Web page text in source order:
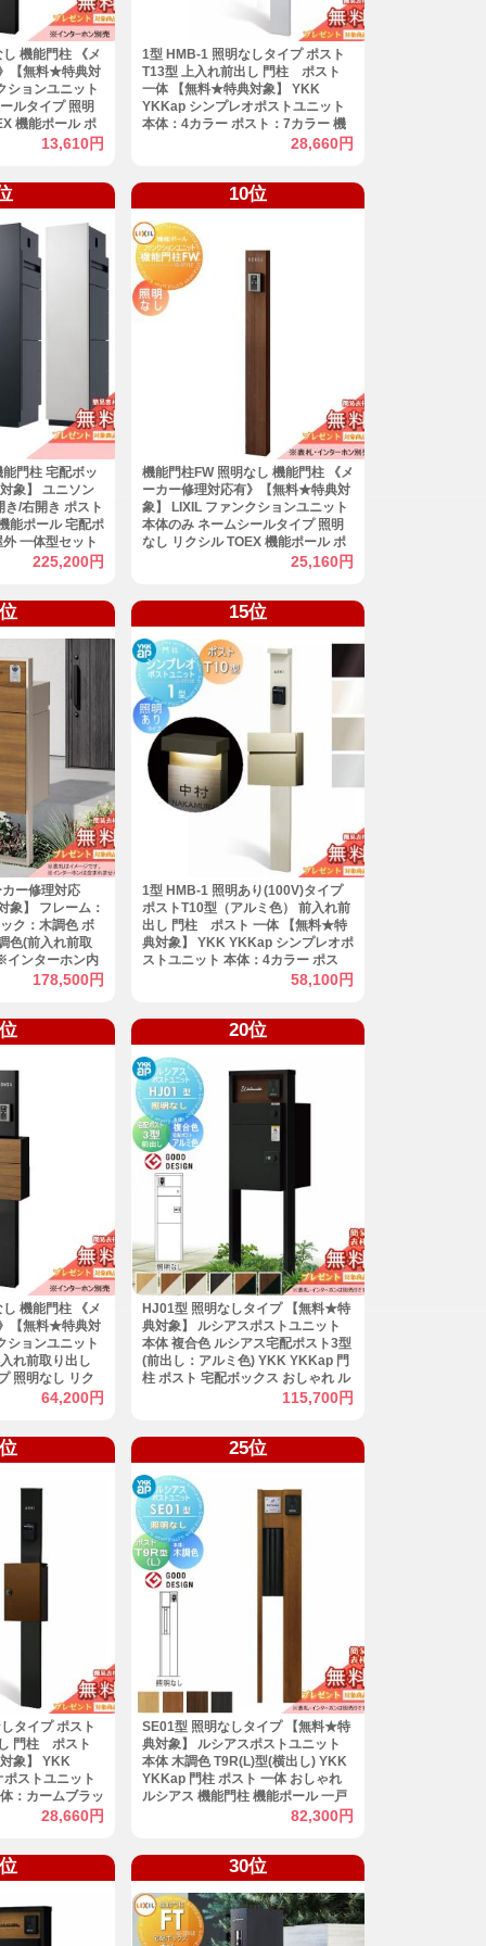
機能門柱 《メ
【無料★特典対
ションユニット
ルタイプ 照明
機能ポール ポ
一体型セット
13,610円
1型 HMB-1 照明なしタイプ ポスト
T13型 上入れ前出し 門柱 ポスト
一体 【無料★特典対象】 YKK
YKKap シンプレオポストユニット
本体：4カラー ポスト：7カラー 機
能門柱 機能ポール 一戸建て用 屋外
28,660円
門柱 宅配ボッ
象】 ユニソン
/右開き ポスト
能ポール 宅配ポ
一体型セット
225,200円
10位
機能門柱FW 照明なし 機能門柱 《メ
ーカー修理対応有》【無料★特典対
象】 LIXIL ファンクションユニット
本体のみ ネームシールタイプ 照明
なし リクシル TOEX 機能ポール ポ
スト 一戸建て用 屋外 一体型セット
25,160円
ー修理対応
象】 フレーム：
ク：木調色 ボ
色(前入れ前取
インターホン内
ボックス ポス
178,500円
15位
1型 HMB-1 照明あり(100V)タイプ
ポストT10型（アルミ色） 前入れ前
出し 門柱 ポスト 一体 【無料★特
典対象】 YKK YKKap シンプレオポ
ストユニット 本体：4カラー ポス
ト：2カラー 機能門柱 機能ポール
58,100円
機能門柱 《メ
【無料★特典対
ションユニット
れ前取り出し
照明なし リク
ル ポスト 一戸
64,200円
20位
HJ01型 照明なしタイプ 【無料★特
典対象】 ルシアスポストユニット
本体 複合色 ルシアス宅配ポスト3型
(前出し：アルミ色) YKK YKKap 門
柱 ポスト 宅配ボックス おしゃれ ル
シアス 機能門柱 機能ポール115,700円
タイプ ポスト
門柱 ポスト
象】 YKK
ストユニット
：カームブラッ
ィアムブラウン
28,660円
25位
SE01型 照明なしタイプ 【無料★特
典対象】 ルシアスポストユニット
本体 木調色 T9R(L)型(横出し) YKK
YKKap 門柱 ポスト 一体 おしゃれ
ルシアス 機能門柱 機能ポール 一戸
建て用 屋外 一体型セット82,300円
30位